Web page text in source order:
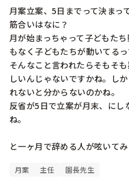
月案立案、5日までって決まっ
筋合いはなに？
月が始まっちゃって子どもた
もなく子どもたちが動いてるっ
そんなこと言われたらそもそ
しいんじゃないですかね。し
れないと分からないのかね。
反省が5日で立案が月末、に
ね。
と一ヶ月で辞める人が呟いてみ
月案 主任 園長先生